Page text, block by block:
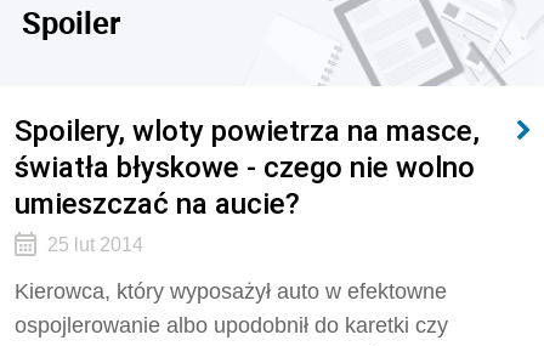
Spoiler
Spoilery, wloty powietrza na masce,
światła błyskowe - czego nie wolno
umieszczać na aucie?
25 lut 2014
Kierowca, który wyposażył auto w efektowne
ospojlerowanie albo upodobnił do karetki czy